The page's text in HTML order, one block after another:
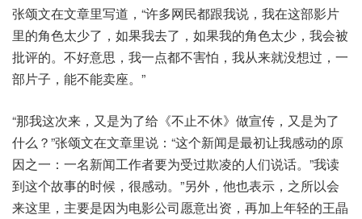
张颂文在文章里写道，“许多网民都跟我说，我在这部影片
里的角色太少了，如果我去了，如果我的角色太少，我会被
批评的。不好意思，我一点都不害怕，我从来就没想过，一
部片子，能不能卖座。”
“那我这次来，又是为了给《不止不休》做宣传，又是为了
什么？”张颂文在文章里说：“这个新闻是最初让我感动的原
因之一：一名新闻工作者要为受过欺凌的人们说话。”我读
到这个故事的时候，很感动。”另外，他也表示，之所以会
来这里，主要是因为电影公司愿意出资，再加上年轻的王晶